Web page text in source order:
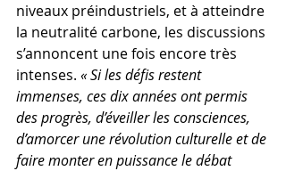
niveaux préindustriels, et à atteindre
la neutralité carbone, les discussions
s’annoncent une fois encore très
intenses. « Si les défis restent
immenses, ces dix années ont permis
des progrès, d’éveiller les consciences,
d’amorcer une révolution culturelle et de
faire monter en puissance le débat